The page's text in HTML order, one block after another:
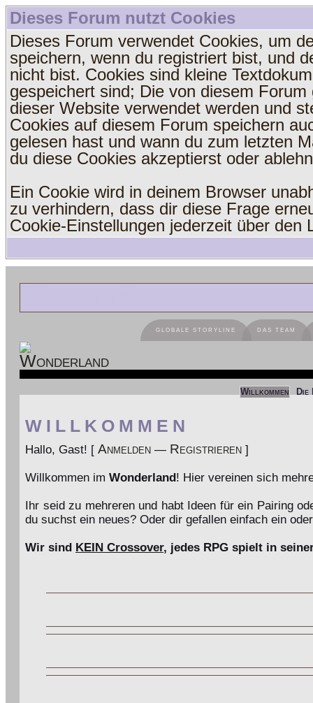
Dieses Forum nutzt Cookies
Dieses Forum verwendet Cookies, um
speichern, wenn du registriert bist, und
nicht bist. Cookies sind kleine
gespeichert sind; Die von diesem
dieser Website verwendet werden und
Cookies auf diesem Forum speichern
gelesen hast und wann du zum letzten
du diese Cookies akzeptierst oder
Ein Cookie wird in deinem Browser
zu verhindern, dass dir diese Frage
Cookie-Einstellungen jederzeit über den
GLOBALE STORYLINE DAS TEAM
Willkommen Die
WILLKOMMEN
Hallo, Gast! [ Anmelden — Registrieren ]
Willkommen im Wonderland! Hier vereinen sich
Ihr seid zu mehreren und habt Ideen für ein Pairing
du suchst ein neues? Oder dir gefallen einfach ein
Wir sind KEIN Crossover, jedes RPG spielt in